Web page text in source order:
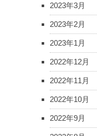
2023年3月
2023年2月
2023年1月
2022年12月
2022年11月
2022年10月
2022年9月